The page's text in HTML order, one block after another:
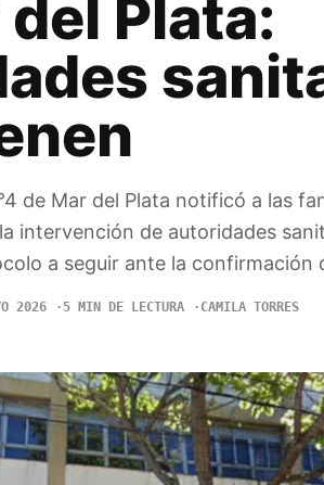
Plata:
de Mar del Plata notificó a las
intervención de autoridades
a seguir ante la confirmación
2026 5 MIN DE LECTURA CAMILA TORRES